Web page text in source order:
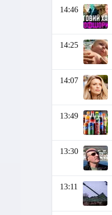
14:46
14:25
14:07
13:49
13:30
13:11